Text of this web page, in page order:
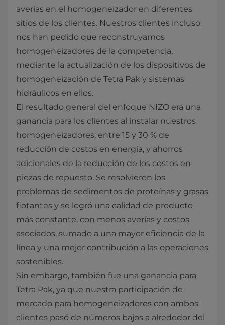
averías en el homogeneizador en diferentes
sitios de los clientes. Nuestros clientes incluso
nos han pedido que reconstruyamos
homogeneizadores de la competencia,
mediante la actualización de los dispositivos de
homogeneización de Tetra Pak y sistemas
hidráulicos en ellos.
El resultado general del enfoque NIZO era una
ganancia para los clientes al instalar nuestros
homogeneizadores: entre 15 y 30 % de
reducción de costos en energía, y ahorros
adicionales de la reducción de los costos en
piezas de repuesto. Se resolvieron los
problemas de sedimentos de proteínas y grasas
flotantes y se logró una calidad de producto
más constante, con menos averías y costos
asociados, sumado a una mayor eficiencia de la
línea y una mejor contribución a las operaciones
sostenibles.
Sin embargo, también fue una ganancia para
Tetra Pak, ya que nuestra participación de
mercado para homogeneizadores con ambos
clientes pasó de números bajos a alrededor del